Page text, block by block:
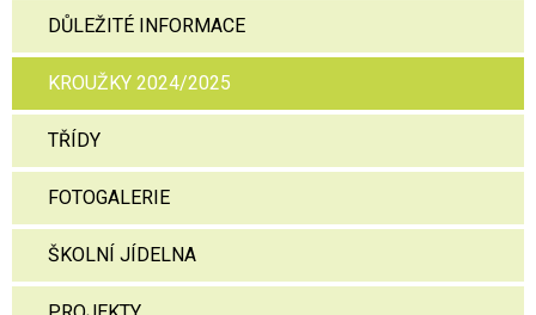
DŮLEŽITÉ INFORMACE
KROUŽKY 2024/2025
TŘÍDY
FOTOGALERIE
ŠKOLNÍ JÍDELNA